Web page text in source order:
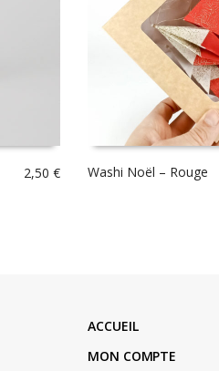
2,50 € Washi Noël – Rouge
ACCUEIL
MON COMPTE